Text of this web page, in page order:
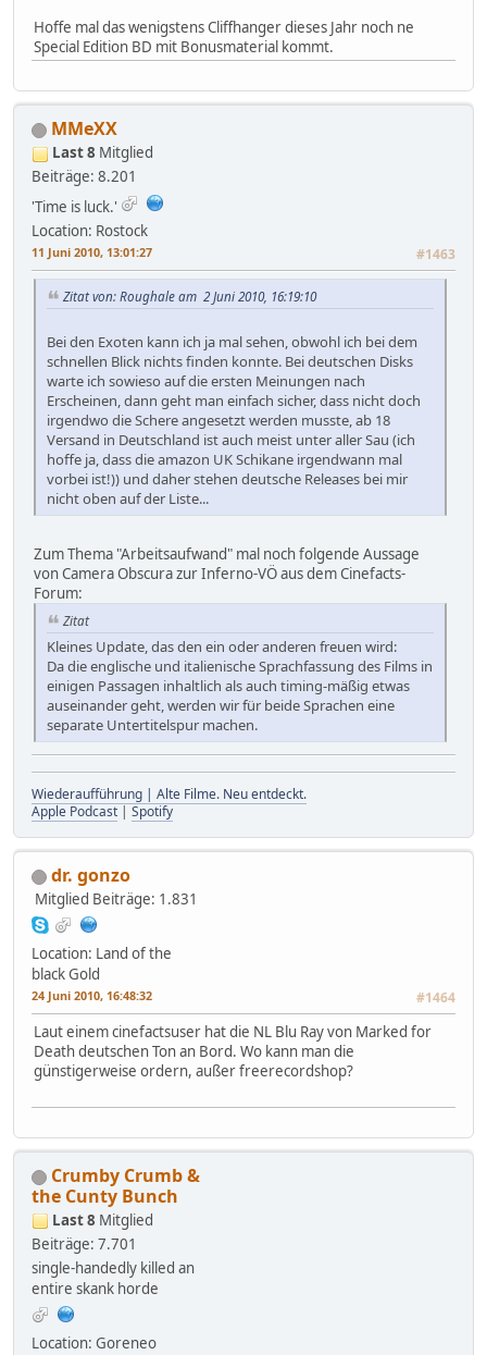
Hoffe mal das wenigstens Cliffhanger dieses Jahr noch ne
Special Edition BD mit Bonusmaterial kommt.
MMeXX
Last 8 Mitglied
Beiträge: 8.201
'Time is luck.'
Location: Rostock
11 Juni 2010, 13:01:27 #1463
Zitat von: Roughale am 2 Juni 2010, 16:19:10
Bei den Exoten kann ich ja mal sehen, obwohl ich bei dem
schnellen Blick nichts finden konnte. Bei deutschen Disks
warte ich sowieso auf die ersten Meinungen nach
Erscheinen, dann geht man einfach sicher, dass nicht doch
irgendwo die Schere angesetzt werden musste, ab 18
Versand in Deutschland ist auch meist unter aller Sau (ich
hoffe ja, dass die amazon UK Schikane irgendwann mal
vorbei ist!)) und daher stehen deutsche Releases bei mir
nicht oben auf der Liste...
Zum Thema "Arbeitsaufwand" mal noch folgende Aussage
von Camera Obscura zur Inferno-VÖ aus dem Cinefacts-
Forum:
Zitat
Kleines Update, das den ein oder anderen freuen wird:
Da die englische und italienische Sprachfassung des Films in
einigen Passagen inhaltlich als auch timing-mäßig etwas
auseinander geht, werden wir für beide Sprachen eine
separate Untertitelspur machen.
Wiederaufführung | Alte Filme. Neu entdeckt.
Apple Podcast | Spotify
dr. gonzo
Mitglied Beiträge: 1.831
Location: Land of the
black Gold
24 Juni 2010, 16:48:32 #1464
Laut einem cinefactsuser hat die NL Blu Ray von Marked for
Death deutschen Ton an Bord. Wo kann man die
günstigerweise ordern, außer freerecordshop?
Crumby Crumb &
the Cunty Bunch
Last 8 Mitglied
Beiträge: 7.701
single-handedly killed an
entire skank horde
Location: Goreneo